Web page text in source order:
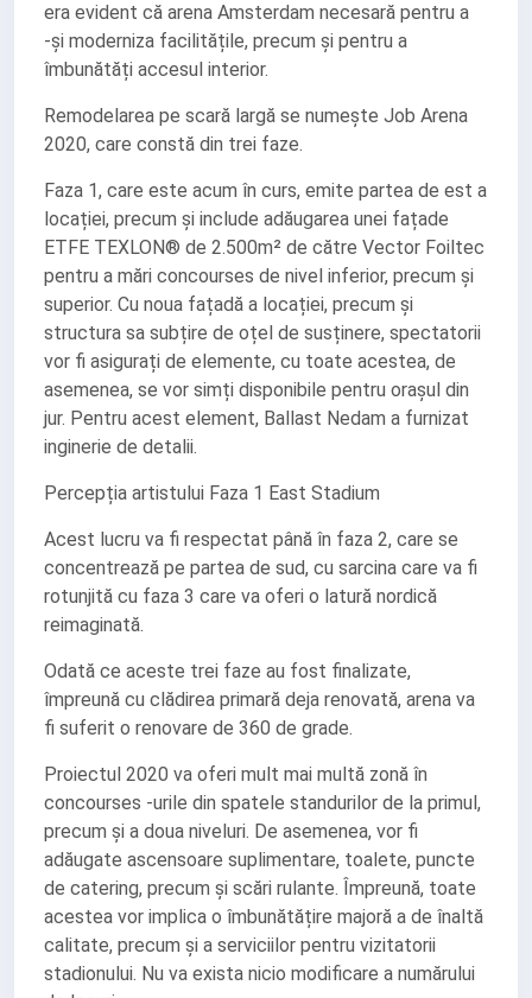
era evident că arena Amsterdam necesară pentru a
-și moderniza facilitățile, precum și pentru a
îmbunătăți accesul interior.
Remodelarea pe scară largă se numește Job Arena
2020, care constă din trei faze.
Faza 1, care este acum în curs, emite partea de est a
locației, precum și include adăugarea unei fațade
ETFE TEXLON® de 2.500m² de către Vector Foiltec
pentru a mări concourses de nivel inferior, precum și
superior. Cu noua fațadă a locației, precum și
structura sa subțire de oțel de susținere, spectatorii
vor fi asigurați de elemente, cu toate acestea, de
asemenea, se vor simți disponibile pentru orașul din
jur. Pentru acest element, Ballast Nedam a furnizat
inginerie de detalii.
Percepția artistului Faza 1 East Stadium
Acest lucru va fi respectat până în faza 2, care se
concentrează pe partea de sud, cu sarcina care va fi
rotunjită cu faza 3 care va oferi o latură nordică
reimaginată.
Odată ce aceste trei faze au fost finalizate,
împreună cu clădirea primară deja renovată, arena va
fi suferit o renovare de 360 ​​de grade.
Proiectul 2020 va oferi mult mai multă zonă în
concourses -urile din spatele standurilor de la primul,
precum și a doua niveluri. De asemenea, vor fi
adăugate ascensoare suplimentare, toalete, puncte
de catering, precum și scări rulante. Împreună, toate
acestea vor implica o îmbunătățire majoră a de înaltă
calitate, precum și a serviciilor pentru vizitatorii
stadionului. Nu va exista nicio modificare a numărului